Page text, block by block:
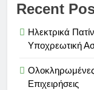
Recent
Ηλεκτρικά
Υποχρεωτική
Ολοκληρωμένες
Επιχειρήσεις